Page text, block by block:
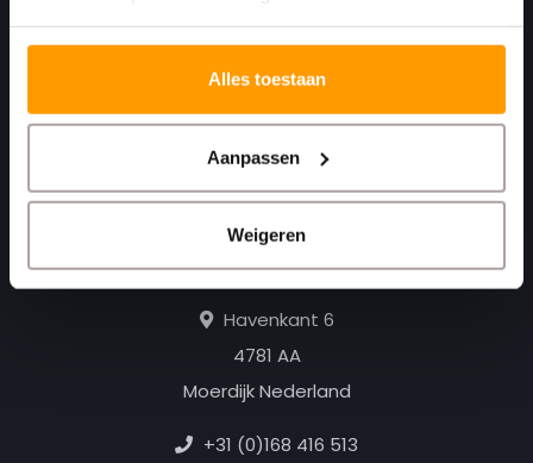
Alles toestaan
Aanpassen
Weigeren
Print. Plak. Klaar. Met een partner die met je
meedenkt.
Havenkant 6
4781 AA
Moerdijk Nederland
+31 (0)168 416 513